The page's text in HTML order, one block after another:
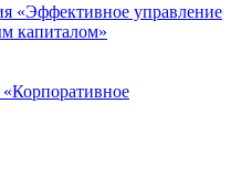
«Эффективное управление
капиталом»